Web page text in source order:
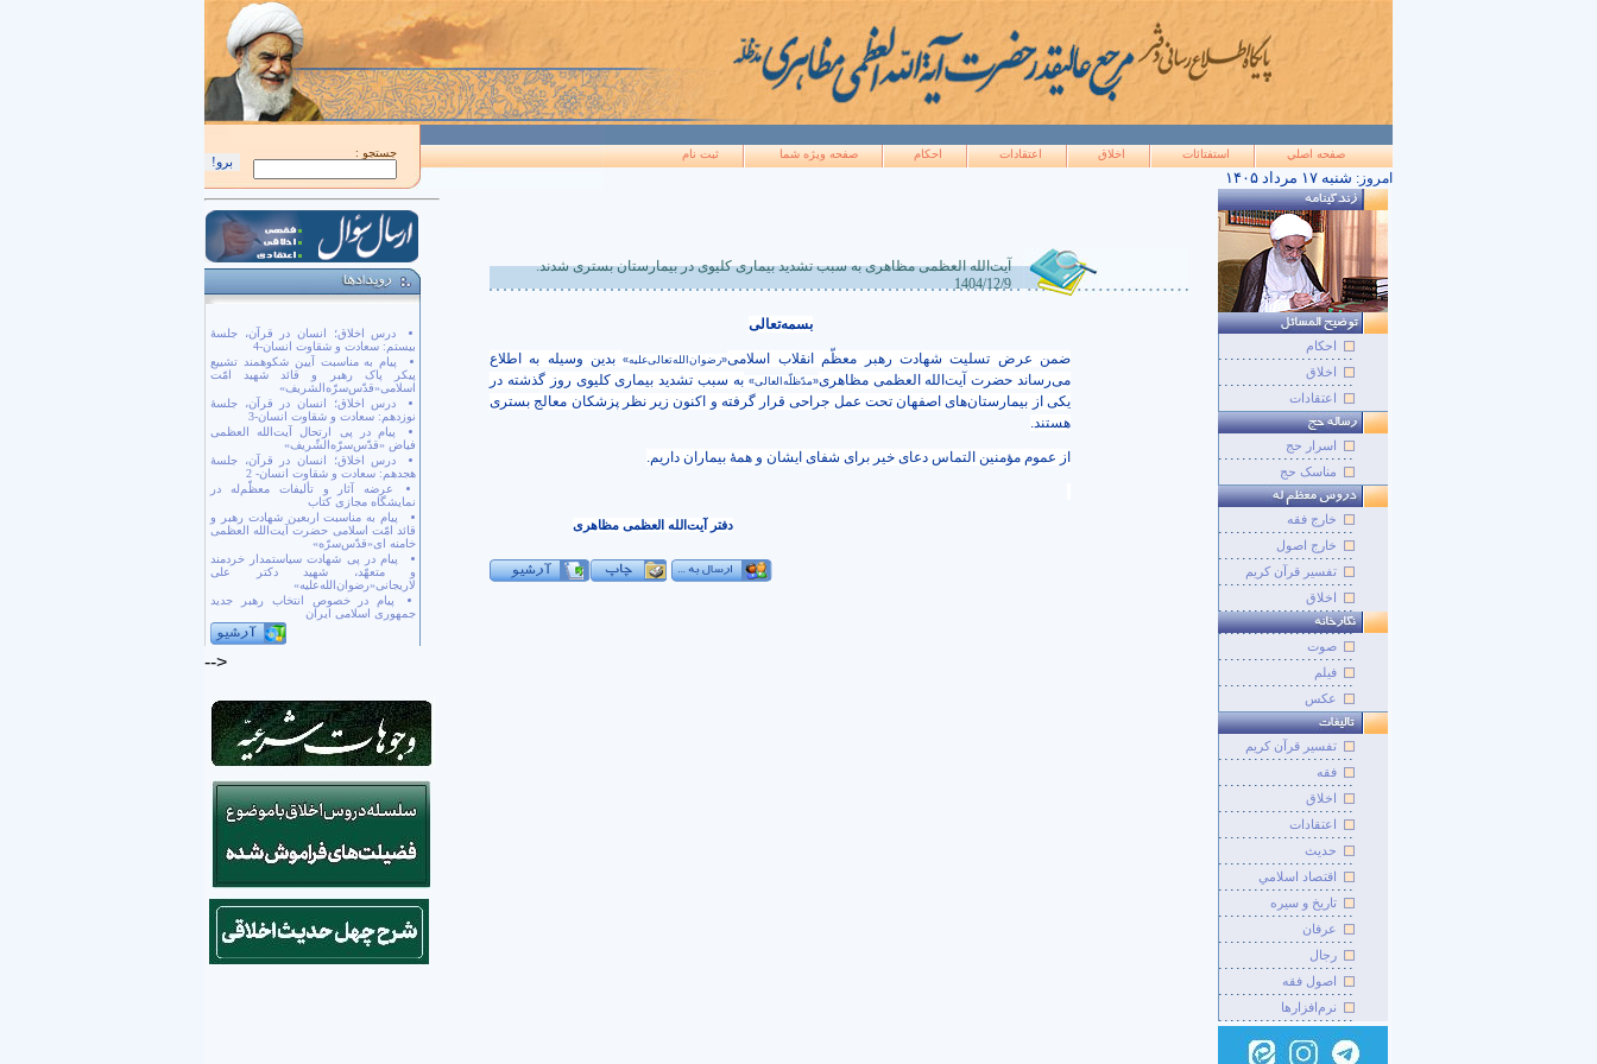
جستجو : صفحه اصلي استفتائات اخلاق اعتقادات احکام صفحه ويژه شما ثبت نام
امروز: ۱۴۰۵ شنبه ۱۷ مرداد
درس اخلاق؛ انسان در قرآن، جلسۀ
بیستم: سعادت و شقاوت انسان-4
پیام به مناسبت آیین شکوهمند تشییع
پیکر پاک رهبر و قائد شهید امّت
اسلامی«قدّس‌سرّه‌الشریف»
درس اخلاق؛ انسان در قرآن، جلسۀ
نوزدهم: سعادت و شقاوت انسان-3
پیام در پی ارتحال آیت‌الله العظمی
فیاض «قدّس‌سرّه‌الشّریف»
درس اخلاق؛ انسان در قرآن، جلسۀ
هجدهم: سعادت و شقاوت انسان- 2
عرضه آثار و تألیفات معظّم‌له در
نمایشگاه مجازی کتاب
پیام به مناسبت اربعین شهادت رهبر و
قائد امّت اسلامی حضرت آیت‌الله العظمی
خامنه ای«قدّس‌سرّه»
پیام در پی شهادت سیاستمدار خردمند
و متعهّد، شهید دکتر علی
لاریجانی«رضوان‌الله‌علیه»
پیام در خصوص انتخاب رهبر جدید
جمهوری اسلامی ایران
-->
آیت‌الله العظمی مظاهری به سبب تشدید بیماری کلیوی در بیمارستان‌ بستری شدند.
1404/12/9
بسمه‌تعالی
ضمن عرض تسلیت شهادت رهبر معظّم انقلاب اسلامی«رضوان‌الله‌تعالی‌علیه»بدین وسیله به اطلاع
می‌رساند حضرت آیت‌الله العظمی مظاهری«مدّظلّه‌العالی»به سبب تشدید بیماری کلیوی روز گذشته در
یکی از بیمارستان‌های اصفهان تحت عمل جراحی قرار گرفته و اکنون زیر نظر پزشکان معالج بستری
هستند.
از عموم مؤمنین التماس دعای خیر برای شفای ایشان و همۀ بیماران داریم.
دفتر آیت‌الله العظمی مظاهری
احکام
اخلاق
اعتقادات
اسرار حج
مناسک حج
خارج فقه
خارج اصول
تفسیر قرآن کریم
اخلاق
صوت
فيلم
عکس
تفسير قرآن کريم
فقه
اخلاق
اعتقادات
حديث
اقتصاد اسلامي
تاريخ و سيره
عرفان
رجال
اصول فقه
نرم‌افزارها